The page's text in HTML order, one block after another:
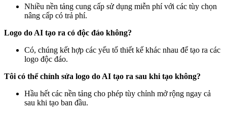
Nhiều nền tảng cung cấp sử dụng miễn phí với các tùy chọn
nâng cấp có trả phí.
Logo do AI tạo ra có độc đáo không?
Có, chúng kết hợp các yếu tố thiết kế khác nhau để tạo ra các
logo độc đáo.
Tôi có thể chỉnh sửa logo do AI tạo ra sau khi tạo không?
Hầu hết các nền tảng cho phép tùy chỉnh mở rộng ngay cả
sau khi tạo ban đầu.